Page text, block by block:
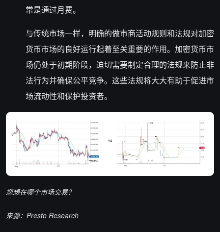
常是通过月费。
与传统市场一样，明确的做市商活动规则和法规对加密
货币市场的良好运行起着至关重要的作用。加密货币市
场仍处于初期阶段，迫切需要制定合理的法规来防止非
法行为并确保公平竞争。这些法规将大大有助于促进市
场流动性和保护投资者。
您想在哪个市场交易？
来源：Presto Research